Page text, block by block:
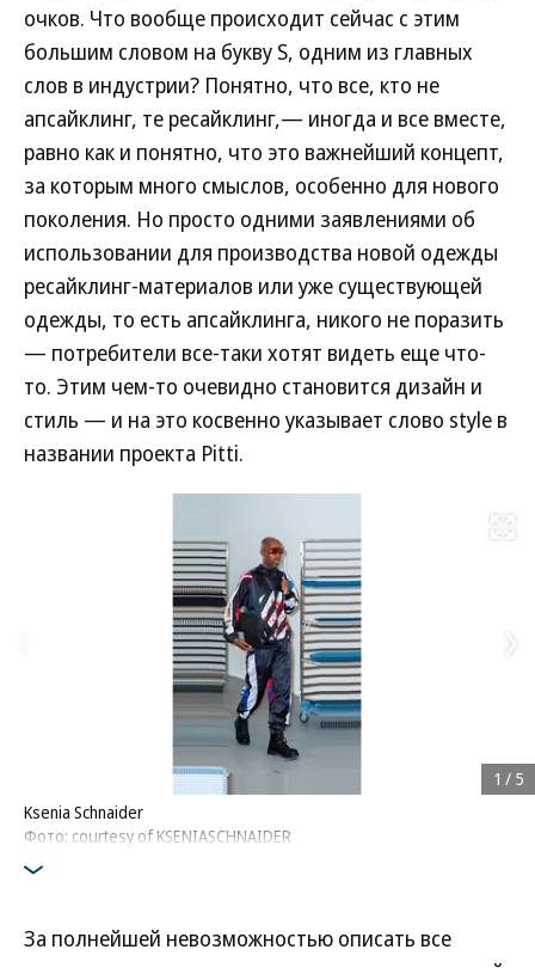
очков. Что вообще происходит сейчас с этим
большим словом на букву S, одним из главных
слов в индустрии? Понятно, что все, кто не
апсайклинг, те ресайклинг,— иногда и все вместе,
равно как и понятно, что это важнейший концепт,
за которым много смыслов, особенно для нового
поколения. Но просто одними заявлениями об
использовании для производства новой одежды
ресайклинг-материалов или уже существующей
одежды, то есть апсайклинга, никого не поразить
— потребители все-таки хотят видеть еще что-
то. Этим чем-то очевидно становится дизайн и
стиль — и на это косвенно указывает слово style в
названии проекта Pitti.
Ksenia Schnaider
Фото: courtesy of KSENIASCHNAIDER
1 / 5
За полнейшей невозможностью описать все